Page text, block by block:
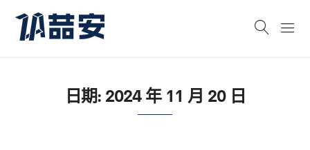
日期: 2024 年 11 月 20 日